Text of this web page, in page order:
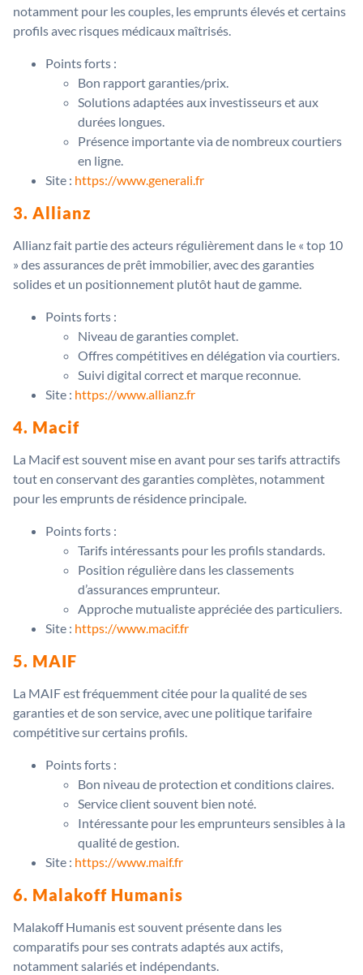
notamment pour les couples, les emprunts élevés et certains
profils avec risques médicaux maîtrisés.
Points forts :
Bon rapport garanties/prix.
Solutions adaptées aux investisseurs et aux
durées longues.
Présence importante via de nombreux courtiers
en ligne.
Site : https://www.generali.fr
3. Allianz
Allianz fait partie des acteurs régulièrement dans le « top 10
» des assurances de prêt immobilier, avec des garanties
solides et un positionnement plutôt haut de gamme.
Points forts :
Niveau de garanties complet.
Offres compétitives en délégation via courtiers.
Suivi digital correct et marque reconnue.
Site : https://www.allianz.fr
4. Macif
La Macif est souvent mise en avant pour ses tarifs attractifs
tout en conservant des garanties complètes, notamment
pour les emprunts de résidence principale.
Points forts :
Tarifs intéressants pour les profils standards.
Position régulière dans les classements
d’assurances emprunteur.
Approche mutualiste appréciée des particuliers.
Site : https://www.macif.fr
5. MAIF
La MAIF est fréquemment citée pour la qualité de ses
garanties et de son service, avec une politique tarifaire
compétitive sur certains profils.
Points forts :
Bon niveau de protection et conditions claires.
Service client souvent bien noté.
Intéressante pour les emprunteurs sensibles à la
qualité de gestion.
Site : https://www.maif.fr
6. Malakoff Humanis
Malakoff Humanis est souvent présente dans les
comparatifs pour ses contrats adaptés aux actifs,
notamment salariés et indépendants.